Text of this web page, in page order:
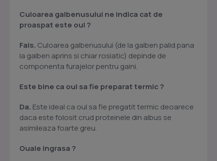
Culoarea galbenusului ne indica cat de
proaspat este oul ?
Fals. Culoarea galbenusului (de la galben palid pana
la galben aprins si chiar rosiatic) depinde de
componenta furajelor pentru gaini.
Este bine ca oul sa fie preparat termic ?
Da. Este ideal ca oul sa fie pregatit termic deoarece
daca este folosit crud proteinele din albus se
asimileaza foarte greu.
Ouale ingrasa ?